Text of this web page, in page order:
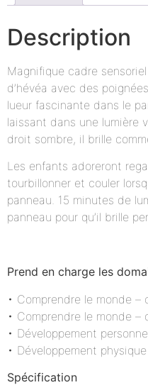
Description
Magnifique cadre
d’hévéa avec des
lueur fascinante dans le
laissant dans une lumière
droit sombre, il brille
Les enfants adoreront
tourbillonner et couler
panneau. 15 minutes de
panneau pour qu’il brille
Prend en charge les
• Comprendre le monde –
• Comprendre le monde –
• Développement
• Développement
Spécification